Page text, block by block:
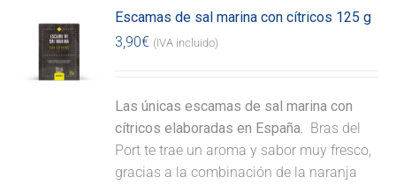
Escamas de sal marina con cítricos 125 g
3,90€ (IVA incluido)
Las únicas escamas de sal marina con
cítricos elaboradas en España. Bras del
Port te trae un aroma y sabor muy fresco,
gracias a la combinación de la naranja